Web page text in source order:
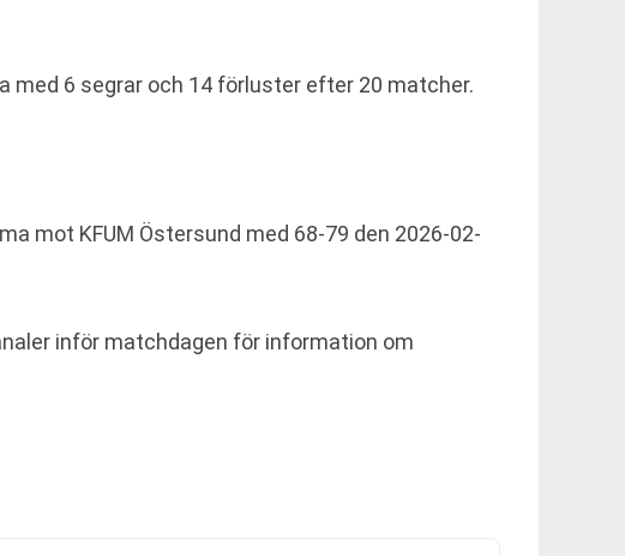
med 6 segrar och 14 förluster efter 20 matcher.
mot KFUM Östersund med 68-79 den 2026-02-
inför matchdagen för information om